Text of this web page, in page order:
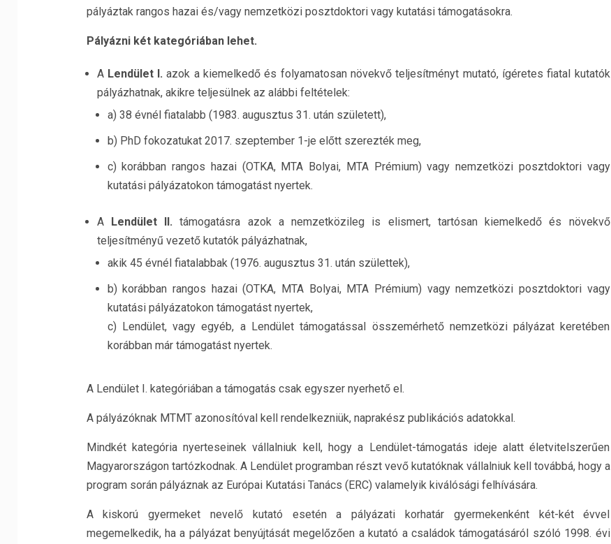
pályáztak rangos hazai és/vagy nemzetközi posztdoktori vagy kutatási támogatásokra.
Pályázni két kategóriában lehet.
A Lendület I. azok a kiemelkedő és folyamatosan növekvő teljesítményt mutató, ígéretes fiatal kutatók
pályázhatnak, akikre teljesülnek az alábbi feltételek:
a) 38 évnél fiatalabb (1983. augusztus 31. után született),
b) PhD fokozatukat 2017. szeptember 1-je előtt szerezték meg,
c) korábban rangos hazai (OTKA, MTA Bolyai, MTA Prémium) vagy nemzetközi posztdoktori vagy
kutatási pályázatokon támogatást nyertek.
A Lendület II. támogatásra azok a nemzetközileg is elismert, tartósan kiemelkedő és növekvő
teljesítményű vezető kutatók pályázhatnak,
akik 45 évnél fiatalabbak (1976. augusztus 31. után születtek),
b) korábban rangos hazai (OTKA, MTA Bolyai, MTA Prémium) vagy nemzetközi posztdoktori vagy
kutatási pályázatokon támogatást nyertek,
c) Lendület, vagy egyéb, a Lendület támogatással összemérhető nemzetközi pályázat keretében
korábban már támogatást nyertek.
A Lendület I. kategóriában a támogatás csak egyszer nyerhető el.
A pályázóknak MTMT azonosítóval kell rendelkezniük, naprakész publikációs adatokkal.
Mindkét kategória nyerteseinek vállalniuk kell, hogy a Lendület-támogatás ideje alatt életvitelszerűen
Magyarországon tartózkodnak. A Lendület programban részt vevő kutatóknak vállalniuk kell továbbá, hogy a
program során pályáznak az Európai Kutatási Tanács (ERC) valamelyik kiválósági felhívására.
A kiskorú gyermeket nevelő kutató esetén a pályázati korhatár gyermekenként két-két évvel
megemelkedik, ha a pályázat benyújtását megelőzően a kutató a családok támogatásáról szóló 1998. évi